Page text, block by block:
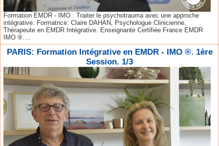
Formation EMDR - IMO : Traiter le psychotrauma avec une approche
intégrative. Formatrice: Claire DAHAN, Psychologue Clinicienne,
Thérapeute en EMDR Intégrative. Enseignante Certifiée France EMDR
IMO ®....
PARIS: Formation Intégrative en EMDR - IMO ®. 1ère
Session. 1/3